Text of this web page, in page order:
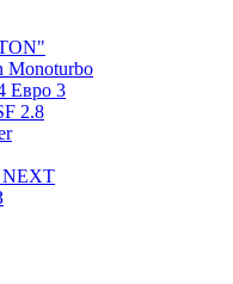
Monoturbo
Евро 3
2.8
NEXT